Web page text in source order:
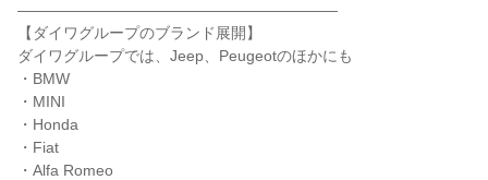
―――――――――――――――――――――
【ダイワグループのブランド展開】
ダイワグループでは、Jeep、Peugeotのほかにも
・BMW
・MINI
・Honda
・Fiat
・Alfa Romeo